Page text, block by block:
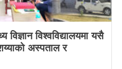
विश्वविद्यालयमा यसै
अस्पताल र